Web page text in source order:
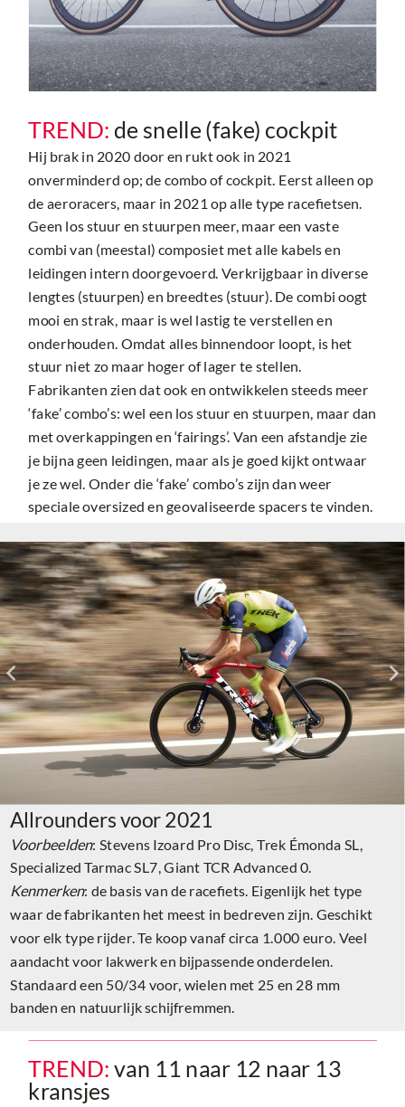
TREND: de snelle (fake) cockpit
Hij brak in 2020 door en rukt ook in 2021
onverminderd op; de combo of cockpit. Eerst alleen op
de aeroracers, maar in 2021 op alle type racefietsen.
Geen los stuur en stuurpen meer, maar een vaste
combi van (meestal) composiet met alle kabels en
leidingen intern doorgevoerd. Verkrijgbaar in diverse
lengtes (stuurpen) en breedtes (stuur). De combi oogt
mooi en strak, maar is wel lastig te verstellen en
onderhouden. Omdat alles binnendoor loopt, is het
stuur niet zo maar hoger of lager te stellen.
Fabrikanten zien dat ook en ontwikkelen steeds meer
‘fake’ combo’s: wel een los stuur en stuurpen, maar dan
met overkappingen en ‘fairings’. Van een afstandje zie
je bijna geen leidingen, maar als je goed kijkt ontwaar
je ze wel. Onder die ‘fake’ combo’s zijn dan weer
speciale oversized en geovaliseerde spacers te vinden.
Allrounders voor 2021
Voorbeelden: Stevens Izoard Pro Disc, Trek Émonda SL,
Specialized Tarmac SL7, Giant TCR Advanced 0.
Kenmerken: de basis van de racefiets. Eigenlijk het type
waar de fabrikanten het meest in bedreven zijn. Geschikt
voor elk type rijder. Te koop vanaf circa 1.000 euro. Veel
aandacht voor lakwerk en bijpassende onderdelen.
Standaard een 50/34 voor, wielen met 25 en 28 mm
banden en natuurlijk schijfremmen.
TREND:van 11 naar 12 naar 13
kransjes